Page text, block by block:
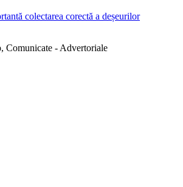
colectarea corectă a deșeurilor
Comunicate - Advertoriale